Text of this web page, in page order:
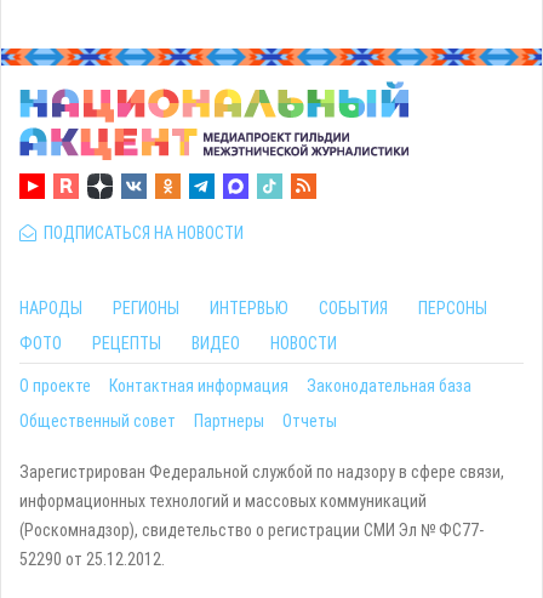
ПОДПИСАТЬСЯ НА НОВОСТИ
НАРОДЫ РЕГИОНЫ ИНТЕРВЬЮ СОБЫТИЯ
ПЕРСОНЫ
ФОТО
РЕЦЕПТЫ ВИДЕО НОВОСТИ
О проекте Контактная информация
Законодательная база
Общественный совет
Партнеры Отчеты
Зарегистрирован Федеральной службой по надзору в сфере связи,
информационных технологий и массовых коммуникаций
(Роскомнадзор), свидетельство о регистрации СМИ Эл № ФС77-
52290 от 25.12.2012.